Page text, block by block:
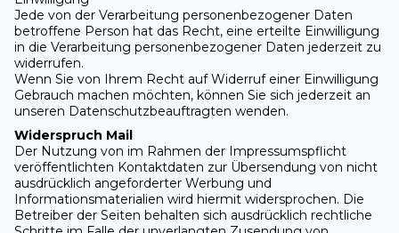
Jede von der Verarbeitung personenbezogener Daten
betroffene Person hat das Recht, eine erteilte Einwilligung
in die Verarbeitung personenbezogener Daten jederzeit zu
widerrufen.
Wenn Sie von Ihrem Recht auf Widerruf einer Einwilligung
Gebrauch machen möchten, können Sie sich jederzeit an
unseren Datenschutzbeauftragten wenden.
Widerspruch Mail
Der Nutzung von im Rahmen der Impressumspflicht
veröffentlichten Kontaktdaten zur Übersendung von nicht
ausdrücklich angeforderter Werbung und
Informationsmaterialien wird hiermit widersprochen. Die
Betreiber der Seiten behalten sich ausdrücklich rechtliche